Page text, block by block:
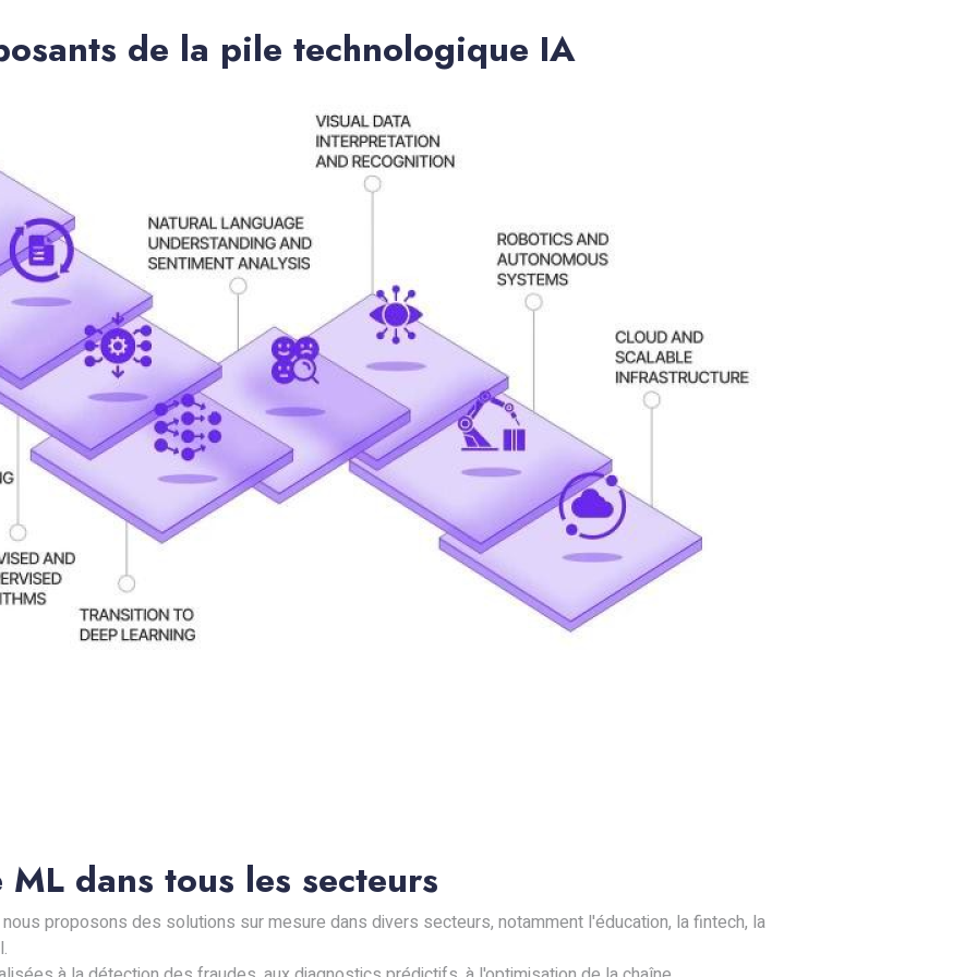
de la pile technologique IA
dans tous les secteurs
proposons des solutions sur mesure dans divers secteurs, notamment l'éducation, la fintech, la